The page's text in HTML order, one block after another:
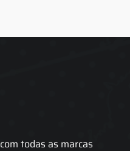
todas as marcas